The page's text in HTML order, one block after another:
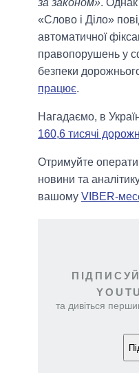
за законом». Однак
«Слово і Діло»
автоматичної
правопорушень у
безпеки
працює.
Нагадаємо, в
160,6 тисячі
Отримуйте
новини та
вашому VIBER-
та дивіться